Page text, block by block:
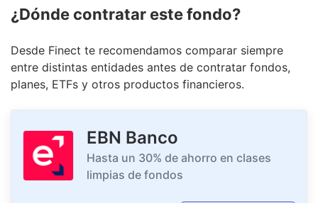
¿Dónde contratar este fondo?
Desde Finect te recomendamos comparar siempre
entre distintas entidades antes de contratar fondos,
planes, ETFs y otros productos financieros.
EBN Banco
Hasta un 30% de ahorro en clases
limpias de fondos